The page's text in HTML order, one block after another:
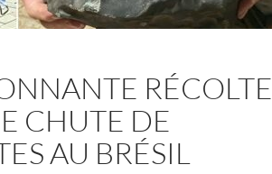
RÉCOLTE
CHUTE DE
AU BRÉSIL